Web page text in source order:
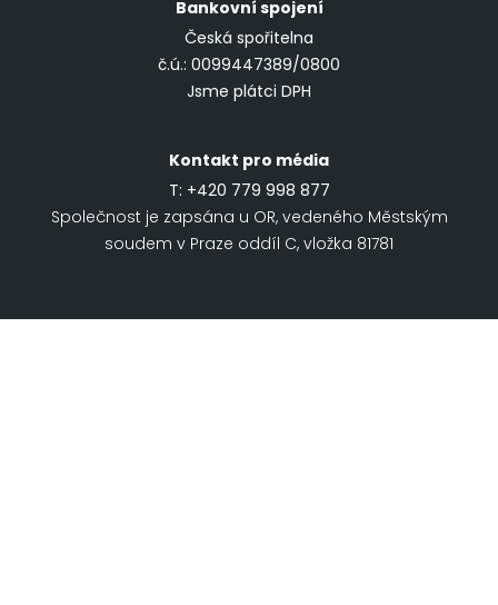
Bankovní spojení
Česká spořitelna
č.ú.: 0099447389/0800
Jsme plátci DPH
Kontakt pro média
T: +420 779 998 877
Společnost je zapsána u OR, vedeného Městským
soudem v Praze oddíl C, vložka 81781